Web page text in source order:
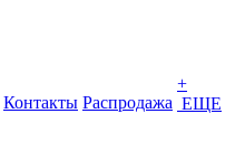
Контакты Распродажа
+
ЕЩЕ